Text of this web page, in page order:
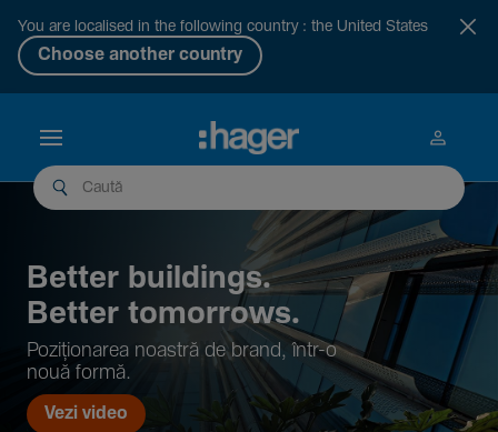
You are localised in the following country : the United States
Choose another country
Better buil­dings.
Better tomor­rows.
Pozi­țio­narea noastră de brand, într-o
nouă formă.
Vezi video